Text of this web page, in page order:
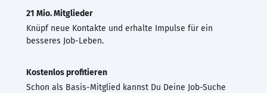
21 Mio. Mitglieder
Knüpf neue Kontakte und erhalte Impulse für ein
besseres Job-Leben.
Kostenlos profitieren
Schon als Basis-Mitglied kannst Du Deine Job-Suche